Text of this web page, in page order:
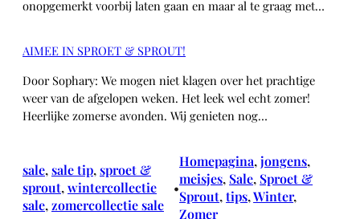
onopgemerkt voorbij laten gaan en maar al te graag met…
AIMEE IN SPROET & SPROUT!
Door Sophary: We mogen niet klagen over het prachtige
weer van de afgelopen weken. Het leek wel echt zomer!
Heerlijke zomerse avonden. Wij genieten nog…
sale, sale tip, sproet &
sprout, wintercollectie
sale, zomercollectie sale
•
Homepagina, jongens
meisjes, Sale, Sproet &
Sprout, tips, Winter
Zomer